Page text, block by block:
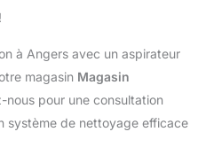
à Angers avec un aspirateur
magasin Magasin
nous pour une consultation
système de nettoyage efficace